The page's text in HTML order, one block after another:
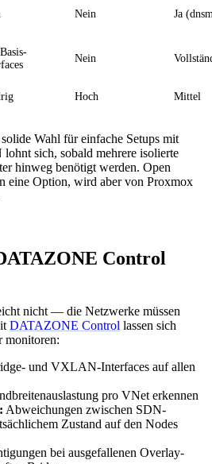
Nein Ja
Nein
Hoch Mittel
Wahl für einfache Setups mit
sich, sobald mehrere isolierte
hinweg benötigt werden. Open
eine Option, wird aber von Proxmox
Control
nicht — die Netzwerke müssen
DATAZONE Control lassen sich
monitoren:
und VXLAN-Interfaces auf allen
pro VNet erkennen
Abweichungen zwischen SDN-
Zustand auf den Nodes
bei ausgefallenen Overlay-